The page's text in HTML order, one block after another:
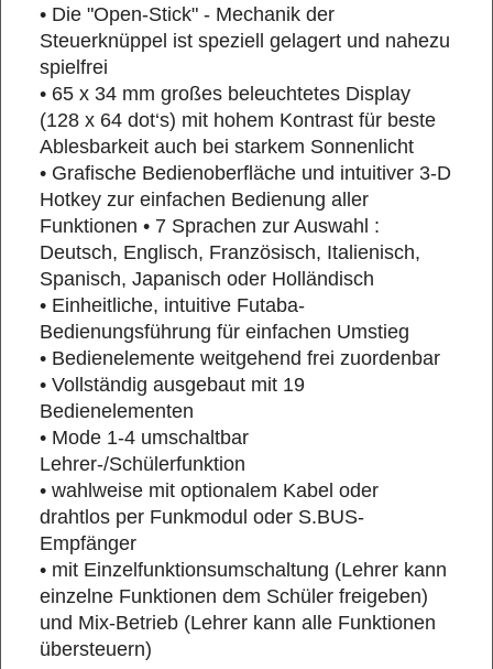
• Die "Open-Stick" - Mechanik der
Steuerknüppel ist speziell gelagert und nahezu
spielfrei
• 65 x 34 mm großes beleuchtetes Display
(128 x 64 dot‘s) mit hohem Kontrast für beste
Ablesbarkeit auch bei starkem Sonnenlicht
• Grafische Bedienoberfläche und intuitiver 3-D
Hotkey zur einfachen Bedienung aller
Funktionen • 7 Sprachen zur Auswahl :
Deutsch, Englisch, Französisch, Italienisch,
Spanisch, Japanisch oder Holländisch
• Einheitliche, intuitive Futaba-
Bedienungsführung für einfachen Umstieg
• Bedienelemente weitgehend frei zuordenbar
• Vollständig ausgebaut mit 19
Bedienelementen
• Mode 1-4 umschaltbar
Lehrer-/Schülerfunktion
• wahlweise mit optionalem Kabel oder
drahtlos per Funkmodul oder S.BUS-
Empfänger
• mit Einzelfunktionsumschaltung (Lehrer kann
einzelne Funktionen dem Schüler freigeben)
und Mix-Betrieb (Lehrer kann alle Funktionen
übersteuern)